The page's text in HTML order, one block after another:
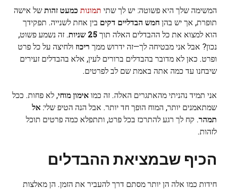
המשימה שלך היא פשוטה: יש לך שתי תמונות כמעט זהותשל אישה
תופרת, אך יש בהןחמש הבדליים דקים בין אחת לשנייה. תפקידך
הוא למצוא את כל ההבדלים האלה תוך25 שניות
. זה נשמע פשוט,
נכון? אבל אני מבטיחה לך—זה ידרוש ממך ריכוז ולחיצה על כל פרט
ופרט. כאן לא מדובר בהבדלים ברורים לעין, אלא בהבדלים זעירים
שיבחנו עד כמה אתה באמת שם לב לפרטים.
אני תמיד נהניתי מהאתגרים האלה. זה כמואימון מוחי, לא פחות. ככל
שמתאמנים יותר, המוח הופך חד יותר. אבל הנה הטיפ שלי: אל
תמהר. קח לך רגע להתרכז בכל פרט, ותתפלא כמה פרטים תוכל
לזהות.
הכיף שבמציאת ההבדלים
חידות כמו אלה הן יותר מסתם דרך להעביר את הזמן. הן מאלצות